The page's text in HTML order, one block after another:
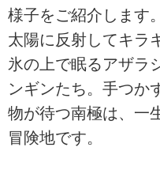
様子をご紹介します。
太陽に反射してキラ
氷の上で眠るアザラ
ンギンたち。手つか
物が待つ南極は、一
冒険地です。